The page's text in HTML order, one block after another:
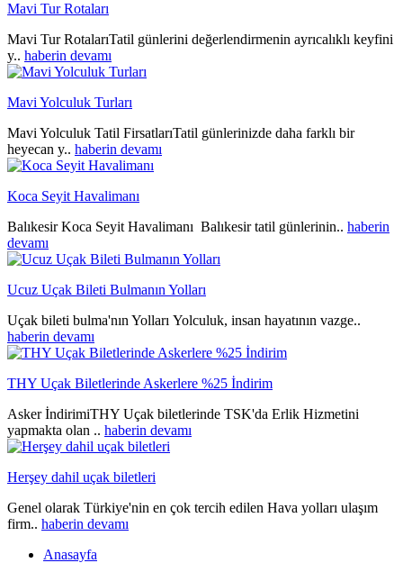
Mavi Tur Rotaları
Mavi Tur RotalarıTatil günlerini değerlendirmenin ayrıcalıklı keyfini
y.. haberin devamı
Mavi Yolculuk Turları
Mavi Yolculuk Tatil FirsatlarıTatil günlerinizde daha farklı bir
heyecan y.. haberin devamı
Koca Seyit Havalimanı
Balıkesir Koca Seyit Havalimanı Balıkesir tatil günlerinin.. haberin
devamı
Ucuz Uçak Bileti Bulmanın Yolları
Uçak bileti bulma'nın Yolları Yolculuk, insan hayatının vazge..
haberin devamı
THY Uçak Biletlerinde Askerlere %25 İndirim
Asker İndirimiTHY Uçak biletlerinde TSK'da Erlik Hizmetini
yapmakta olan .. haberin devamı
Herşey dahil uçak biletleri
Genel olarak Türkiye'nin en çok tercih edilen Hava yolları ulaşım
firm.. haberin devamı
Anasayfa